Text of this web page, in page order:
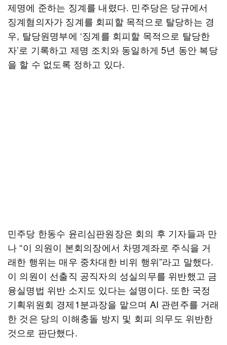
제명에 준하는 징계를 내렸다. 민주당은 당규에서
징계혐의자가 징계를 회피할 목적으로 탈당하는 경
우, 탈당원명부에 ‘징계를 회피할 목적으로 탈당한
자’로 기록하고 제명 조치와 동일하게 5년 동안 복당
을 할 수 없도록 정하고 있다.
민주당 한동수 윤리심판원장은 회의 후 기자들과 만
나 “이 의원이 본회의장에서 차명계좌로 주식을 거
래한 행위는 매우 중차대한 비위 행위”라고 말했다.
이 의원이 선출직 공직자의 성실의무를 위반했고 금
융실명법 위반 소지도 있다는 설명이다. 또한 국정
기획위원회 경제1분과장을 맡으며 AI 관련주를 거래
한 것은 당의 이해충돌 방지 및 회피 의무도 위반한
것으로 판단했다.